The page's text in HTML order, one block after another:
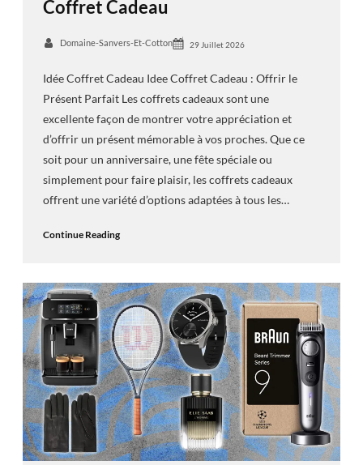
Coffret Cadeau
Domaine-Sanvers-Et-Cotton 29 Juillet 2026
Idée Coffret Cadeau Idee Coffret Cadeau : Offrir le
Présent Parfait Les coffrets cadeaux sont une
excellente façon de montrer votre appréciation et
d’offrir un présent mémorable à vos proches. Que ce
soit pour un anniversaire, une fête spéciale ou
simplement pour faire plaisir, les coffrets cadeaux
offrent une variété d’options adaptées à tous les…
Continue Reading